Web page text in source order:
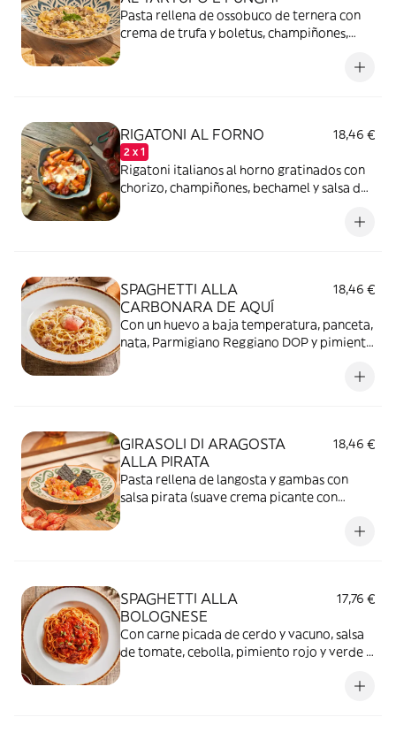
Pasta rellena de ossobuco de ternera con
crema de trufa y boletus, champiñones,
RIGATONI AL FORNO
2 x 1
18,46 €
Rigatoni italianos al horno gratinados con
chorizo, champiñones, bechamel y salsa de
SPAGHETTI ALLA
CARBONARA DE AQUÍ
18,46 €
Con un huevo a baja temperatura, panceta,
nata, Parmigiano Reggiano DOP y pimienta
GIRASOLI DI ARAGOSTA
ALLA PIRATA
18,46 €
Pasta rellena de langosta y gambas con
salsa pirata (suave crema picante con
SPAGHETTI ALLA
BOLOGNESE
17,76 €
Con carne picada de cerdo y vacuno, salsa
de tomate, cebolla, pimiento rojo y verde y